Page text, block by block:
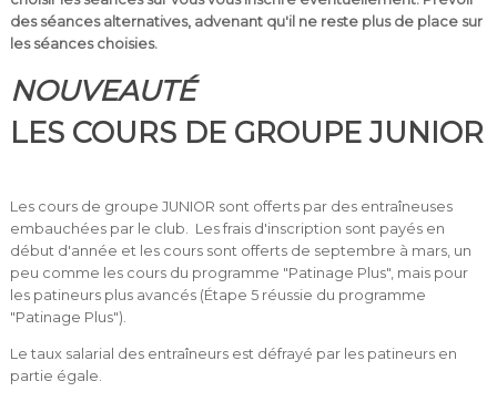
des séances alternatives, advenant qu'il ne reste plus de place sur
les séances choisies.
NOUVEAUTÉ
LES COURS DE GROUPE JUNIOR
Les cours de groupe JUNIOR sont offerts par des entraîneuses
embauchées par le club. Les frais d'inscription sont payés en
début d'année et les cours sont offerts de septembre à mars, un
peu comme les cours du programme "Patinage Plus", mais pour
les patineurs plus avancés (Étape 5 réussie du programme
"Patinage Plus").
Le taux salarial des entraîneurs est défrayé par les patineurs en
partie égale.